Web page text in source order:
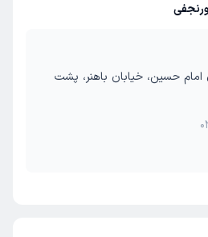
امام حسین، خیابان باهنر، پشت